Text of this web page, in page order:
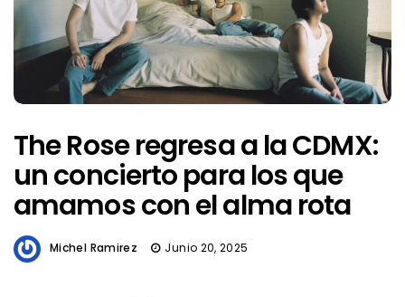
The Rose regresa a la CDMX:
un concierto para los que
amamos con el alma rota
Michel Ramirez Junio 20, 2025